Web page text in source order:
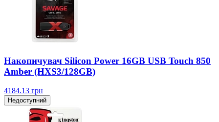
Накопичувач Silicon Power 16GB USB Touch 850
Amber (HXS3/128GB)
4184.13 грн
Недоступний